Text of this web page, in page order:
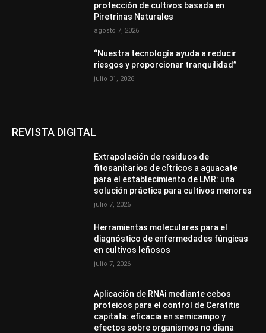
protección de cultivos basada en
Piretrinas Naturales
agosto 7, 2026
“Nuestra tecnología ayuda a reducir
riesgos y proporcionar tranquilidad”
julio 31, 2026
REVISTA DIGITAL
Extrapolación de residuos de
fitosanitarios de cítricos a aguacate
para el establecimiento de LMR: una
solución práctica para cultivos menores
julio 7, 2026
Herramientas moleculares para el
diagnóstico de enfermedades fúngicas
en cultivos leñosos
julio 7, 2026
Aplicación de RNAi mediante cebos
proteicos para el control de Ceratitis
capitata: eficacia en semicampo y
efectos sobre organismos no diana